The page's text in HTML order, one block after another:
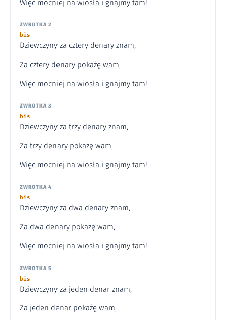
Więc mocniej na wiosła i gnajmy tam!
ZWROTKA 2
bis
Dziewczyny za cztery denary znam,
Za cztery denary pokażę wam,
Więc mocniej na wiosła i gnajmy tam!
ZWROTKA 3
bis
Dziewczyny za trzy denary znam,
Za trzy denary pokażę wam,
Więc mocniej na wiosła i gnajmy tam!
ZWROTKA 4
bis
Dziewczyny za dwa denary znam,
Za dwa denary pokażę wam,
Więc mocniej na wiosła i gnajmy tam!
ZWROTKA 5
bis
Dziewczyny za jeden denar znam,
Za jeden denar pokażę wam,